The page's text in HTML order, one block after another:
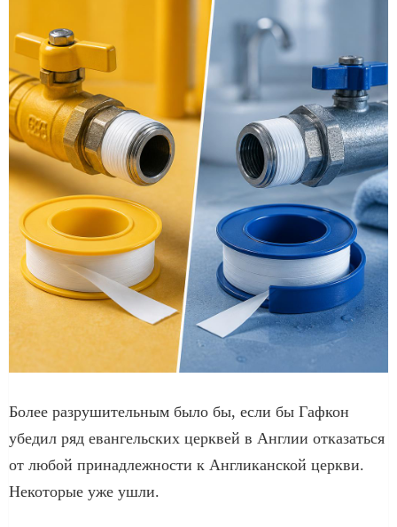
Более разрушительным было бы, если бы Гафкон
убедил ряд евангельских церквей в Англии отказаться
от любой принадлежности к Англиканской церкви.
Некоторые уже ушли.